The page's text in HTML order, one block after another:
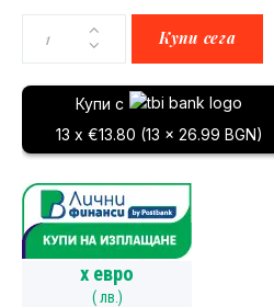
Купи сега
Купи с
13 x €13.80 (13 x 26.99 BGN)
x евро
(лв.)